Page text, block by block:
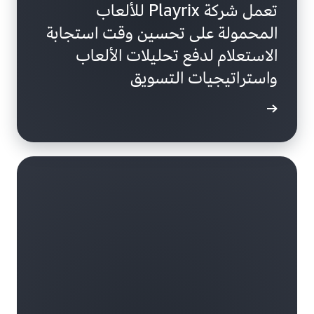
تعمل شركة Playrix للألعاب
المحمولة على تحسين وقت استجابة
الاستعلام لدفع تحليلات الألعاب
واستراتيجيات التسويق